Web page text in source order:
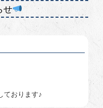
せ
ております♪